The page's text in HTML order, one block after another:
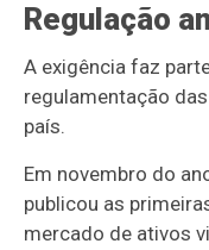
Regulação
A exigência faz
regulamentação
país.
Em novembro do
publicou as
mercado de ativos